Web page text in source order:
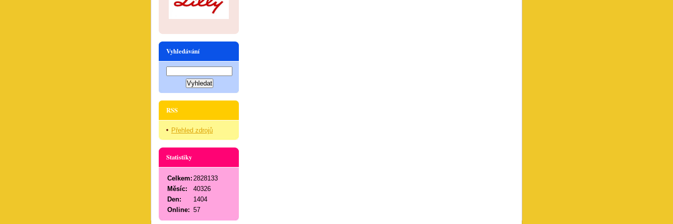
Vyhledávání
RSS
Přehled zdrojů
Statistiky
Online: 57
Celkem: 2828133
Měsíc:
40326
Den:
1404